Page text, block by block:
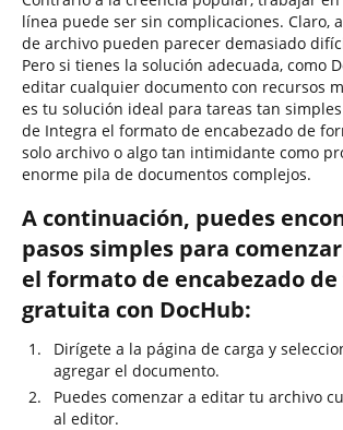
línea puede ser sin complicaciones. Claro,
de archivo pueden parecer demasiado
Pero si tienes la solución adecuada, como
editar cualquier documento con recursos
es tu solución ideal para tareas tan
de Integra el formato de encabezado de
solo archivo o algo tan intimidante como
enorme pila de documentos complejos.
A continuación, puedes
pasos simples para
el formato de encabezado
gratuita con DocHub:
Dirígete a la página de carga y
agregar el documento.
Puedes comenzar a editar tu archivo
al editor.